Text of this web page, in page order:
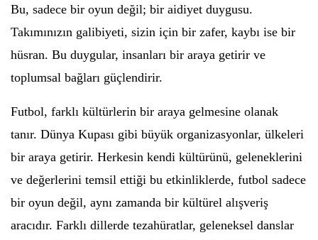
Bu, sadece bir oyun değil; bir aidiyet duygusu.
Takımınızın galibiyeti, sizin için bir zafer, kaybı ise bir
hüsran. Bu duygular, insanları bir araya getirir ve
toplumsal bağları güçlendirir.
Futbol, farklı kültürlerin bir araya gelmesine olanak
tanır. Dünya Kupası gibi büyük organizasyonlar, ülkeleri
bir araya getirir. Herkesin kendi kültürünü, geleneklerini
ve değerlerini temsil ettiği bu etkinliklerde, futbol sadece
bir oyun değil, aynı zamanda bir kültürel alışveriş
aracıdır. Farklı dillerde tezahüratlar, geleneksel danslar